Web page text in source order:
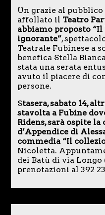
Un grazie al pubblico
affollato il Teatro
abbiamo proposto
ignorante”,
Teatrale Fubinese a
benefica Stella
stata una serata
avuto il piacere di
persone.
Stasera, sabato 14,
stavolta a Fubine
Ridens, sarà ospite
d’Appendice di
commedia “Il
Nicoletta.
dei Batù di via Longo
prenotazioni al 392